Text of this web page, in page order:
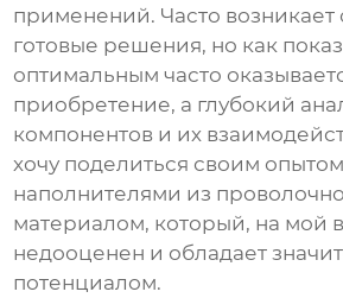
применений. Часто возникает
готовые решения, но как
оптимальным часто
приобретение, а глубокий
компонентов и их
хочу поделиться своим
наполнителями из
материалом, который, на мой
недооценен и обладает
потенциалом.